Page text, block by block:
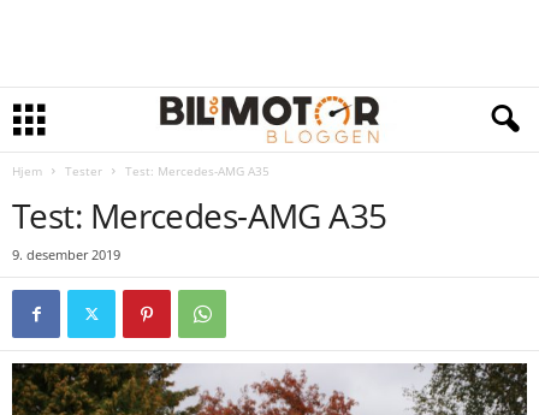
Hjem Tester Test: Mercedes-AMG A35
Test: Mercedes-AMG A35
9. desember 2019